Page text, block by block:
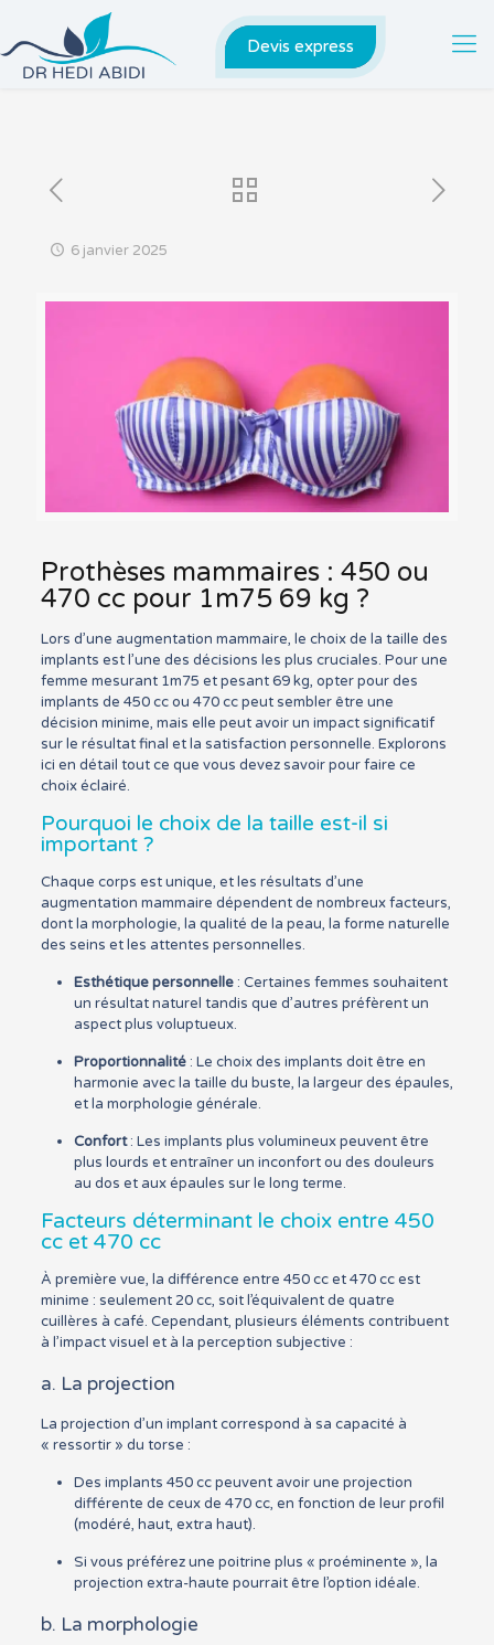
Devis express
6 janvier 2025
Prothèses mammaires : 450 ou
470 cc pour 1m75 69 kg ?
Lors d’une augmentation mammaire, le choix de la taille des
implants est l’une des décisions les plus cruciales. Pour une
femme mesurant 1m75 et pesant 69 kg, opter pour des
implants de 450 cc ou 470 cc peut sembler être une
décision minime, mais elle peut avoir un impact significatif
sur le résultat final et la satisfaction personnelle. Explorons
ici en détail tout ce que vous devez savoir pour faire ce
choix éclairé.
Pourquoi le choix de la taille est-il si
important ?
Chaque corps est unique, et les résultats d’une
augmentation mammaire dépendent de nombreux facteurs,
dont la morphologie, la qualité de la peau, la forme naturelle
des seins et les attentes personnelles.
Esthétique personnelle: Certaines femmes souhaitent
un résultat naturel tandis que d’autres préfèrent un
aspect plus voluptueux.
Proportionnalité: Le choix des implants doit être en
harmonie avec la taille du buste, la largeur des épaules,
et la morphologie générale.
Confort: Les implants plus volumineux peuvent être
plus lourds et entraîner un inconfort ou des douleurs
au dos et aux épaules sur le long terme.
Facteurs déterminant le choix entre 450
cc et 470 cc
À première vue, la différence entre 450 cc et 470 cc est
minime : seulement 20 cc, soit l’équivalent de quatre
cuillères à café. Cependant, plusieurs éléments contribuent
à l’impact visuel et à la perception subjective :
a. La projection
La projection d’un implant correspond à sa capacité à
« ressortir » du torse :
Des implants 450 cc peuvent avoir une projection
différente de ceux de 470 cc, en fonction de leur profil
(modéré, haut, extra haut).
Si vous préférez une poitrine plus « proéminente », la
projection extra-haute pourrait être l’option idéale.
b. La morphologie